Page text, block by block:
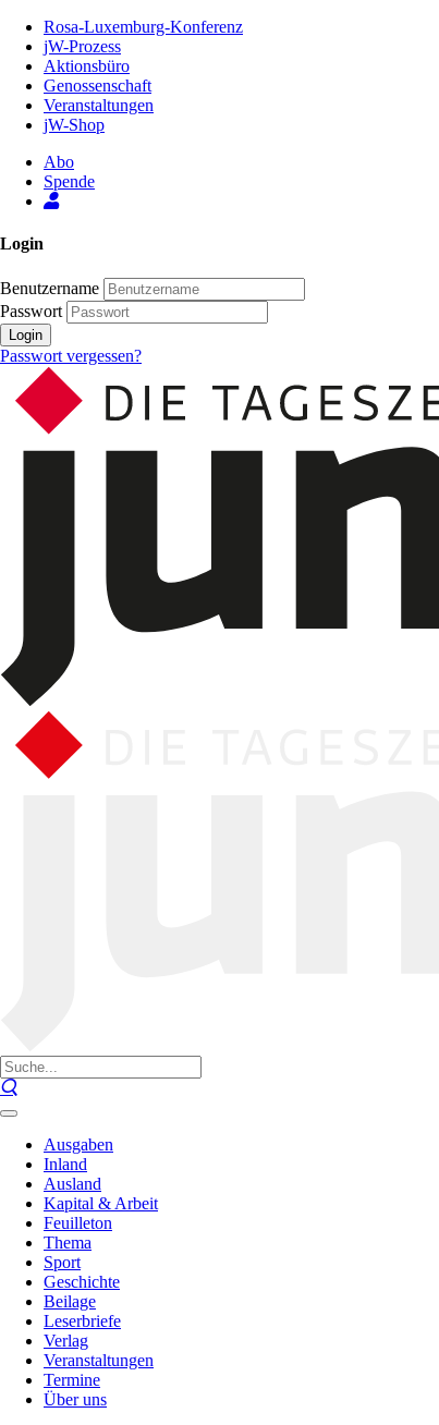
Inhalt
Seite
Rosa-Luxemburg-Konferenz
jW-Prozess
Aktionsbüro
Genossenschaft
Veranstaltungen
jW-Shop
Abo
Spende
Login
Benutzername
Passwort
Login
Passwort vergessen?
Ausgaben
Inland
Ausland
Kapital & Arbeit
Feuilleton
Thema
Sport
Geschichte
Beilage
Leserbriefe
Verlag
Veranstaltungen
Termine
Über uns